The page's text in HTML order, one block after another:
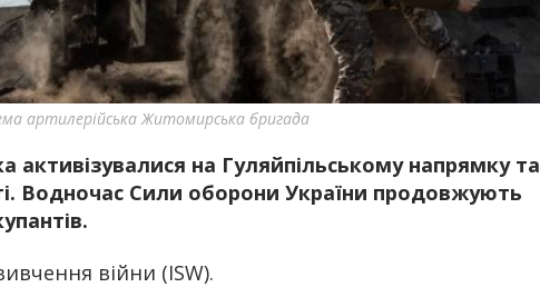
артилерійська Житомирська бригада
активізувалися на Гуляйпільському напрямку та
Водночас Сили оборони України продовжують
війни (ISW).